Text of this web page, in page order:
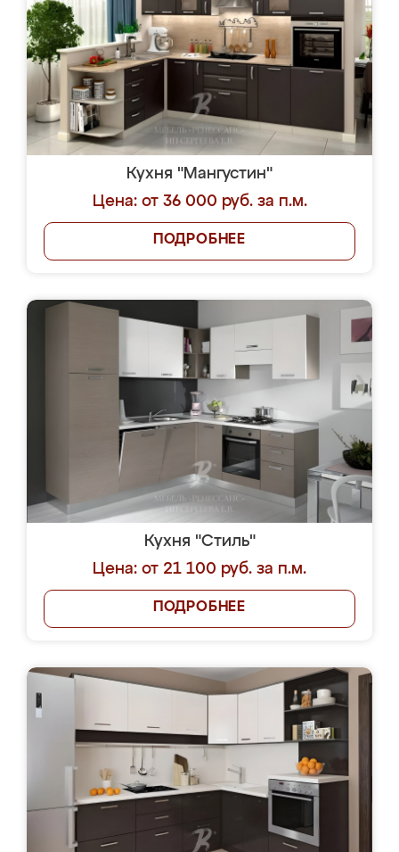
Кухня "Мангустин"
Цена: от 36 000 руб. за п.м.
ПОДРОБНЕЕ
Кухня "Стиль"
Цена: от 21 100 руб. за п.м.
ПОДРОБНЕЕ